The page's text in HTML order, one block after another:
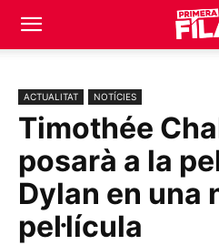
ACTUALITAT NOTÍCIES
Timothée
posarà a la
Dylan en una
pel·lícula